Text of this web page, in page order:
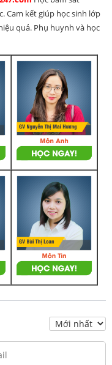
Cam kết giúp học sinh lớp
quả. Phụ huynh và học